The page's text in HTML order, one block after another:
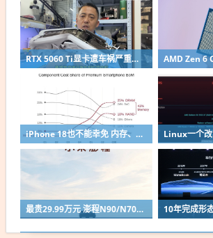
RTX 5060 Ti显卡遭车祸严重变形：因PCB短未伤到核心成功修复
iPhone 18也不能幸免 内存、闪存吞噬手机利润：成本占到43%
最贵29.99万元 澎程N90/N70官宣后！雷军：要让小米汽车走出米粉圈